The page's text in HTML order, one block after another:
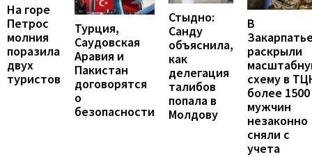
На горе
Петрос
молния
поразила
двух
туристов
Турция,
Саудовская
Аравия и
Пакистан
договорятся
о
безопасности
Стыдно:
Санду
объяснила,
как
делегация
талибов
попала в
Молдову
В
раскрыли
схему в
более 1500
мужчин
незаконно
сняли с
учета